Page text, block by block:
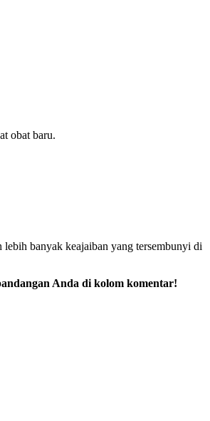
obat baru.
banyak keajaiban yang tersembunyi di
Anda di kolom komentar!